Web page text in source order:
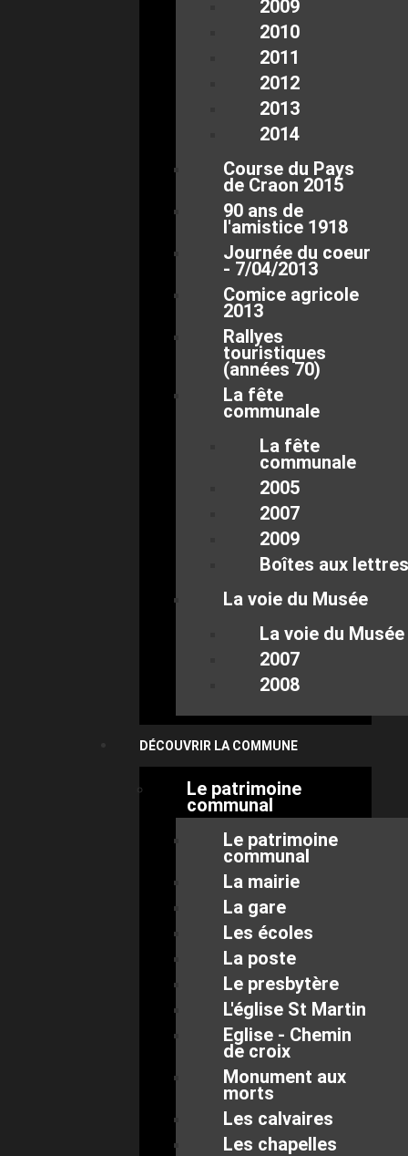
2009
2010
2011
2012
2013
2014
Course du Pays
de Craon 2015
90 ans de
l'amistice 1918
Journée du coeur
- 7/04/2013
Comice agricole
2013
Rallyes
touristiques
(années 70)
La fête
communale
La fête
communale
2005
2007
2009
Boîtes aux lettres
La voie du Musée
La voie du Musée
2007
2008
DÉCOUVRIR LA COMMUNE
Le patrimoine
communal
Le patrimoine
communal
La mairie
La gare
Les écoles
La poste
Le presbytère
L'église St Martin
Eglise - Chemin
de croix
Monument aux
morts
Les calvaires
Les chapelles